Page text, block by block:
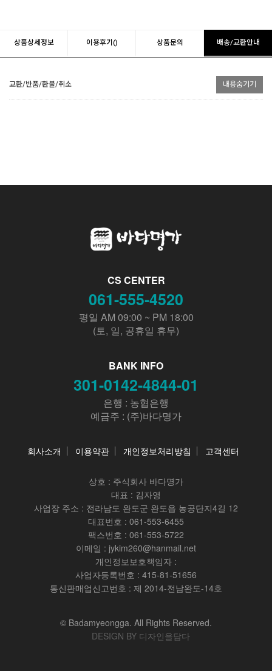
상품상세정보 이용후기() 상품문의 배송/교환안내
교환/반품/환불/취소 내용숨기기
CS CENTER
061-555-4520
평일 AM 09:00 ~ PM 18:00
(토, 일, 공휴일 휴무)
BANK INFO
301-0142-4844-01
은행 : 농협은행
예금주 : (주)바다명가
회사소개 이용약관 개인정보처리방침 고객센터
상호 : 주식회사 바다명가
대표 : 김자영
사업장 주소 : 전라남도 완도군 완도읍 농공단지4길 12
대표번호 : 061-553-6455
팩스번호 : 061-553-5722
이메일 : jykim260@hanmail.net
개인정보보호책임자 :
사업자등록번호 : 415-81-51656
통신판매업신고번호 : 제 2014-전남완도-14호
© Badamyeongga. All Rights Reserved.
DESIGN BY 디자인을담다